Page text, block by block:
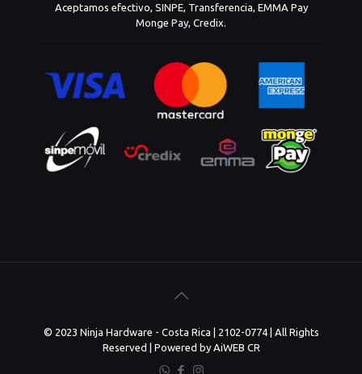
Aceptamos efectivo, SINPE, Transferencia, EMMA Pay
Monge Pay, Credix.
© 2023 Ninja Hardware - Costa Rica | 2102-0774 | All Rights
Reserved | Powered by AiWEB CR